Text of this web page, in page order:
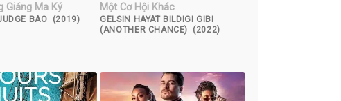
Giáng Ma Ký
BAO (2019)
Một Cơ Hội Khác
GELSIN HAYAT BILDIGI GIBI
(ANOTHER CHANCE) (2022)